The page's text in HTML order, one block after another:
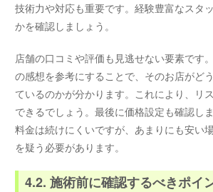
技術力や対応も重要です。経験豊富なスタ
かを確認しましょう。
店舗の口コミや評価も見逃せない要素です
の感想を参考にすることで、そのお店がど
ているのかが分かります。これにより、リ
できるでしょう。最後に価格設定も確認し
料金は続けにくいですが、あまりにも安い
を疑う必要があります。
4.2. 施術前に確認するべきポイ